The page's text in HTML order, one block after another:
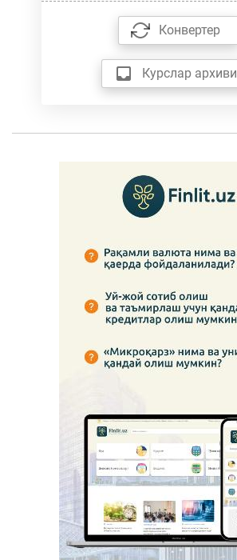
Конвертер
Курслар архиви